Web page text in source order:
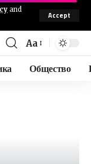
and
Accept
Aa
Общество